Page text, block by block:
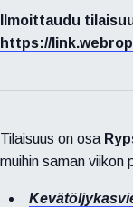
Ilmoittaudu
https://
Tilaisuus on osa
muihin saman viikon